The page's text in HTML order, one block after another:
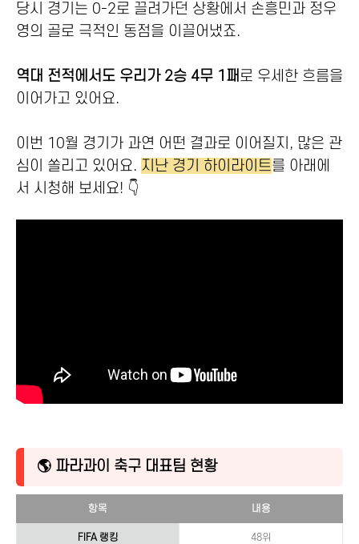
당시 경기는 0-2로 끌려가던 상황에서 손흥민과 정우
영의 골로 극적인 동점을 이끌어냈죠.
역대 전적에서도 우리가 2승 4무 1패 로 우세한 흐름을
이어가고 있어요.
이번 10월 경기가 과연 어떤 결과로 이어질지, 많은 관
심이 쏠리고 있어요. 지난 경기 하이라이트를 아래에
서 시청해 보세요! 👇
🌎 파라과이 축구 대표팀 현황
항목 내용
FIFA 랭킹 48위